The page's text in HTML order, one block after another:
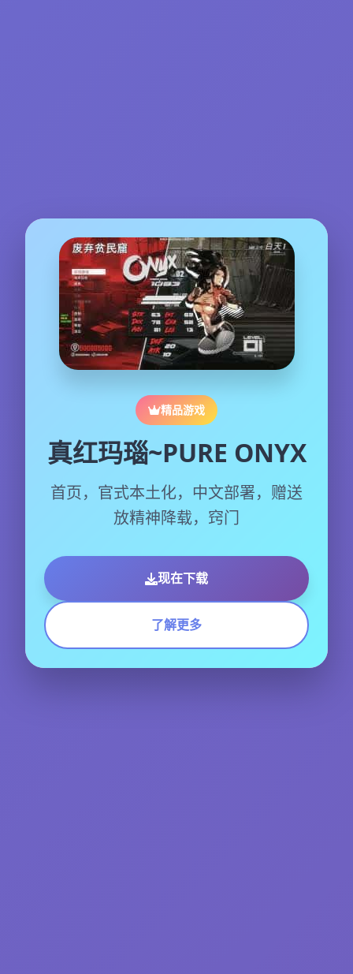
精品游戏
真红玛瑙~PURE ONYX
首页，官式本土化，中文部署，赠送
放精神降载，窍门
现在下载
了解更多